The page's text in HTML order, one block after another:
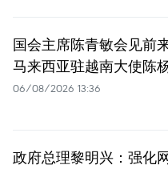
国会主席陈青敏会见前
马来西亚驻越南大使陈
06/08/2026 13:36
政府总理黎明兴：强化